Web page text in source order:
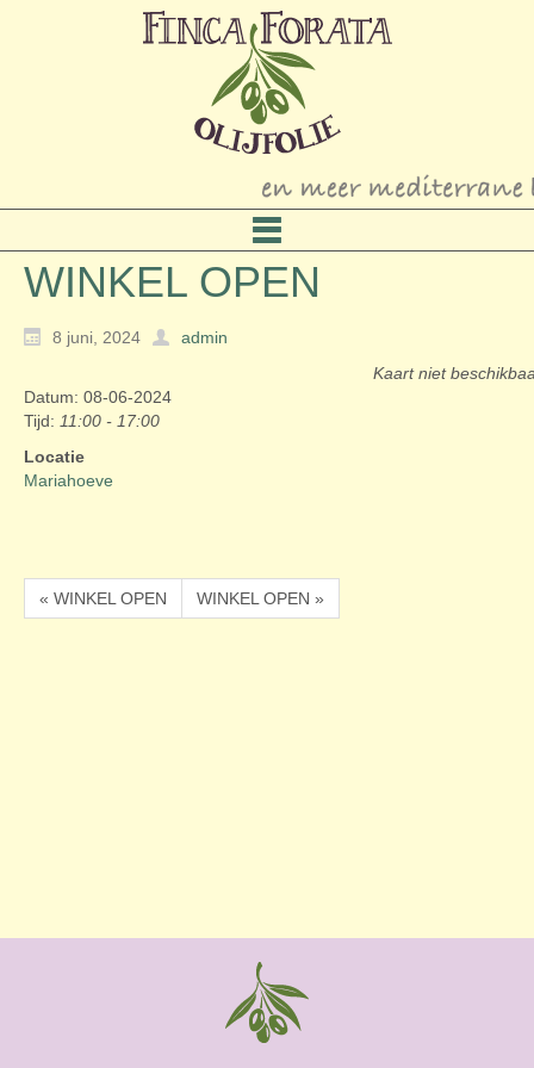
WINKEL OPEN
8 juni, 2024
admin
Kaart niet
Datum: 08-06-2024
Tijd: 11:00 - 17:00
Locatie
Mariahoeve
« WINKEL OPEN WINKEL OPEN »